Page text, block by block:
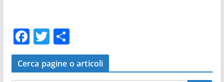
F
a
c
T
w
itt
C
o
n
Cerca pagine o articoli